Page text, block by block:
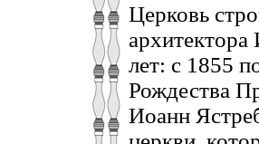
Церковь
лет: с 1855
Рождества
Иоанн